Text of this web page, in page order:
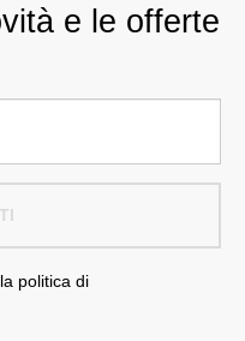
e le offerte
politica di